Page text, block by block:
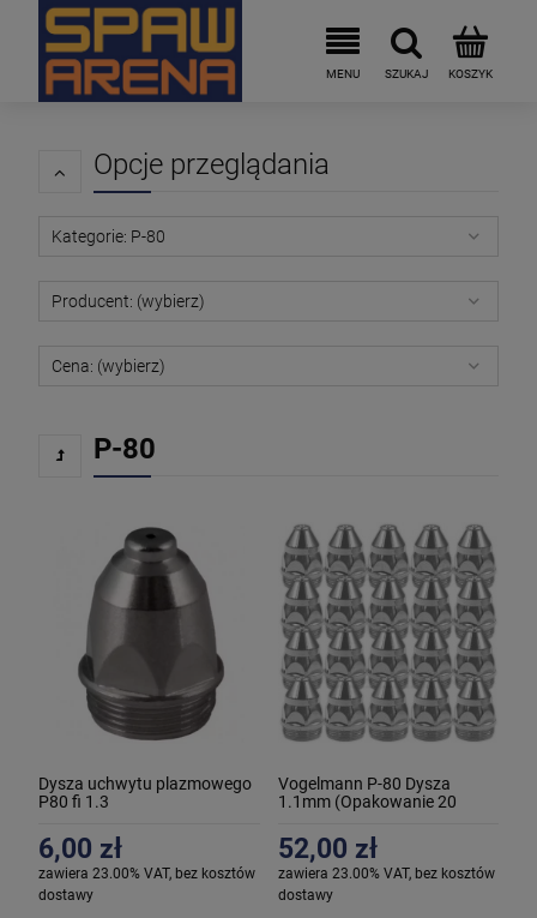
Opcje przeglądania
Kategorie: P-80
Producent: (wybierz)
Cena: (wybierz)
P-80
Dysza uchwytu plazmowego
P80 fi 1.3
6,00 zł
zawiera 23.00% VAT, bez kosztów
dostawy
Vogelmann P-80 Dysza
1.1mm (Opakowanie 20
52,00 zł
zawiera 23.00% VAT, bez kosztów
dostawy